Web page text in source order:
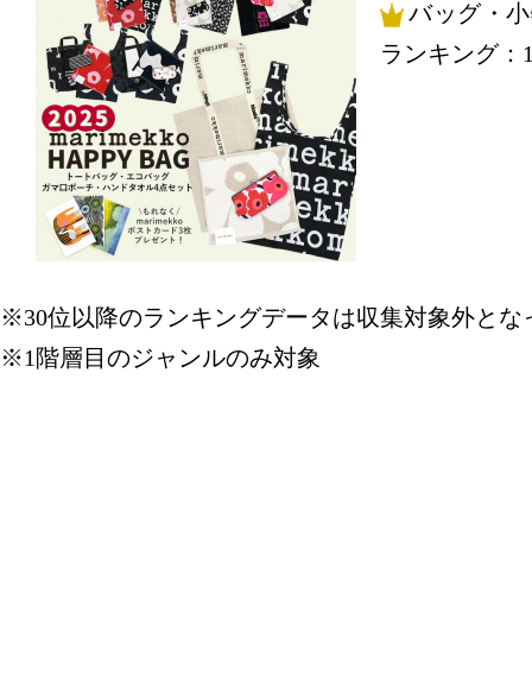
バッグ・
ランキング：
※30位以降のランキングデータは収集対象外とな
※1階層目のジャンルのみ対象